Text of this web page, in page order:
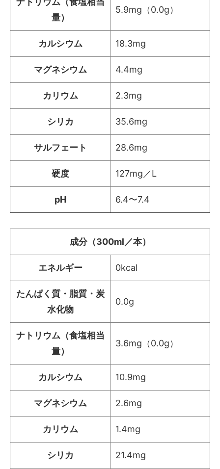
量）
5.9mg（0.0g）
カルシウム 18.3mg
マグネシウム 4.4mg
カリウム 2.3mg
シリカ 35.6mg
サルフェート 28.6mg
硬度 127mg／L
pH 6.4〜7.4
成分（300ml／本）
エネルギー 0kcal
たんぱく質・脂質・炭
水化物
0.0g
ナトリウム（食塩相当
量）
3.6mg（0.0g）
カルシウム 10.9mg
マグネシウム 2.6mg
カリウム 1.4mg
シリカ 21.4mg